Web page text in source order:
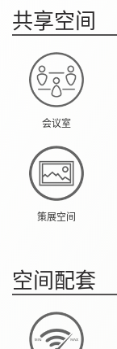
共享空间
会议室
策展空间
空间配套